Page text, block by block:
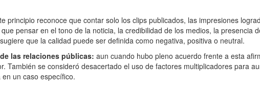
principio reconoce que contar solo los clips publicados, las impresiones
pensar en el tono de la noticia, la credibilidad de los medios, la presencia
que la calidad puede ser definida como negativa, positiva o neutral.
las relaciones públicas: aun cuando hubo pleno acuerdo frente a esta
También se consideró desacertado el uso de factores multiplicadores para
un caso específico.